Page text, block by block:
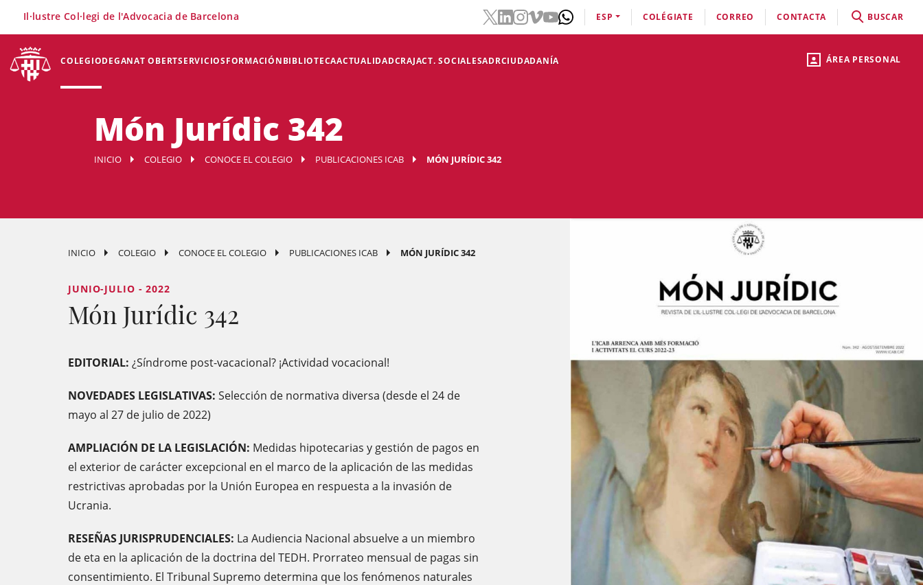
ÁREA PERSONAL
COLEGIODEGANAT OBERTSERVICIOSFORMACIÓNBIBLIOTECAACTUALIDADCRAJACT. SOCIALESADRCIUDADANÍA
Il·lustre Col·legi de l'Advocacia de Barcelona ESP COLÉGIATE CORREO CONTACTA BUSCAR
Món Jurídic 342
INICIO COLEGIO CONOCE EL COLEGIO PUBLICACIONES ICAB MÓN JURÍDIC 342
INICIO COLEGIO CONOCE EL COLEGIO PUBLICACIONES ICAB MÓN JURÍDIC 342
JUNIO-JULIO - 2022
Món Jurídic 342
EDITORIAL: ¿Síndrome post-vacacional? ¡Actividad vocacional!
NOVEDADES LEGISLATIVAS: Selección de normativa diversa (desde el 24 de
mayo al 27 de julio de 2022)
AMPLIACIÓN DE LA LEGISLACIÓN: Medidas hipotecarias y gestión de pagos en
el exterior de carácter excepcional en el marco de la aplicación de las medidas
restrictivas aprobadas por la Unión Europea en respuesta a la invasión de
Ucrania.
RESEÑAS JURISPRUDENCIALES: La Audiencia Nacional absuelve a un miembro
de eta en la aplicación de la doctrina del TEDH. Prorrateo mensual de pagas sin
consentimiento. El Tribunal Supremo determina que los fenómenos naturales